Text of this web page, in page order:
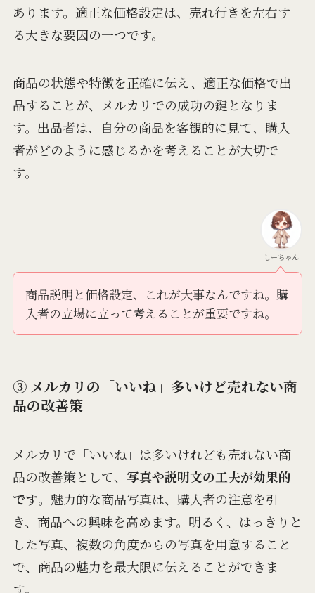
あります。適正な価格設定は、売れ行きを左右す
る大きな要因の一つです。
商品の状態や特徴を正確に伝え、適正な価格で出
品することが、メルカリでの成功の鍵となりま
す。出品者は、自分の商品を客観的に見て、購入
者がどのように感じるかを考えることが大切で
す。
しーちゃん
商品説明と価格設定、これが大事なんですね。購
入者の立場に立って考えることが重要ですね。
③ メルカリの「いいね」多いけど売れない商
品の改善策
メルカリで「いいね」は多いけれども売れない商
品の改善策として、 写真や説明文の工夫が効果的
です。魅力的な商品写真は、購入者の注意を引
き、商品への興味を高めます。明るく、はっきりと
した写真、複数の角度からの写真を用意すること
で、商品の魅力を最大限に伝えることができま
す。